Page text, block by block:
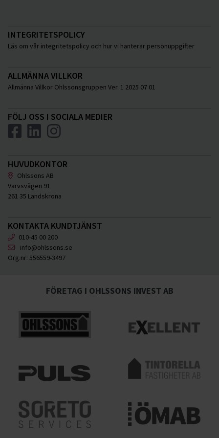
INTEGRITETSPOLICY
Läs om vår integritetspolicy och hur vi hanterar personuppgifter
ALLMÄNNA VILLKOR
Allmänna Villkor Ohlssonsgruppen Ver. 1 2025 07 01
FÖLJ OSS I SOCIALA MEDIER
HUVUDKONTOR
Ohlssons AB
Varvsvägen 91
261 35 Landskrona
KONTAKTA KUNDTJÄNST
010-45 00 200
info@ohlssons.se
Org.nr: 556559-3497
FÖRETAG I OHLSSONS INVEST AB